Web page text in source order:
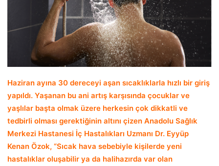
Haziran ayına 30 dereceyi aşan sıcaklıklarla hızlı bir giriş
yapıldı. Yaşanan bu ani artış karşısında çocuklar ve
yaşlılar başta olmak üzere herkesin çok dikkatli ve
tedbirli olması gerektiğinin altını çizen Anadolu Sağlık
Merkezi Hastanesi İç Hastalıkları Uzmanı Dr. Eyyüp
Kenan Özok, “Sıcak hava sebebiyle kişilerde yeni
hastalıklar oluşabilir ya da halihazırda var olan